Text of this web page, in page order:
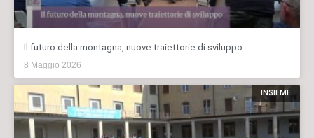
Il futuro della montagna, nuove traiettorie di sviluppo
8 Maggio 2026
INSIEME